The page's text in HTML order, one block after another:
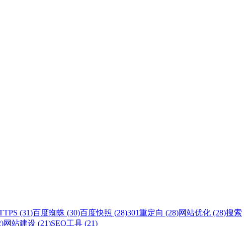
(31)百度蜘蛛 (30)百度快照 (28)301重定向 (28)网站优化 (28)搜索
网站建设 (21)SEO工具 (21)